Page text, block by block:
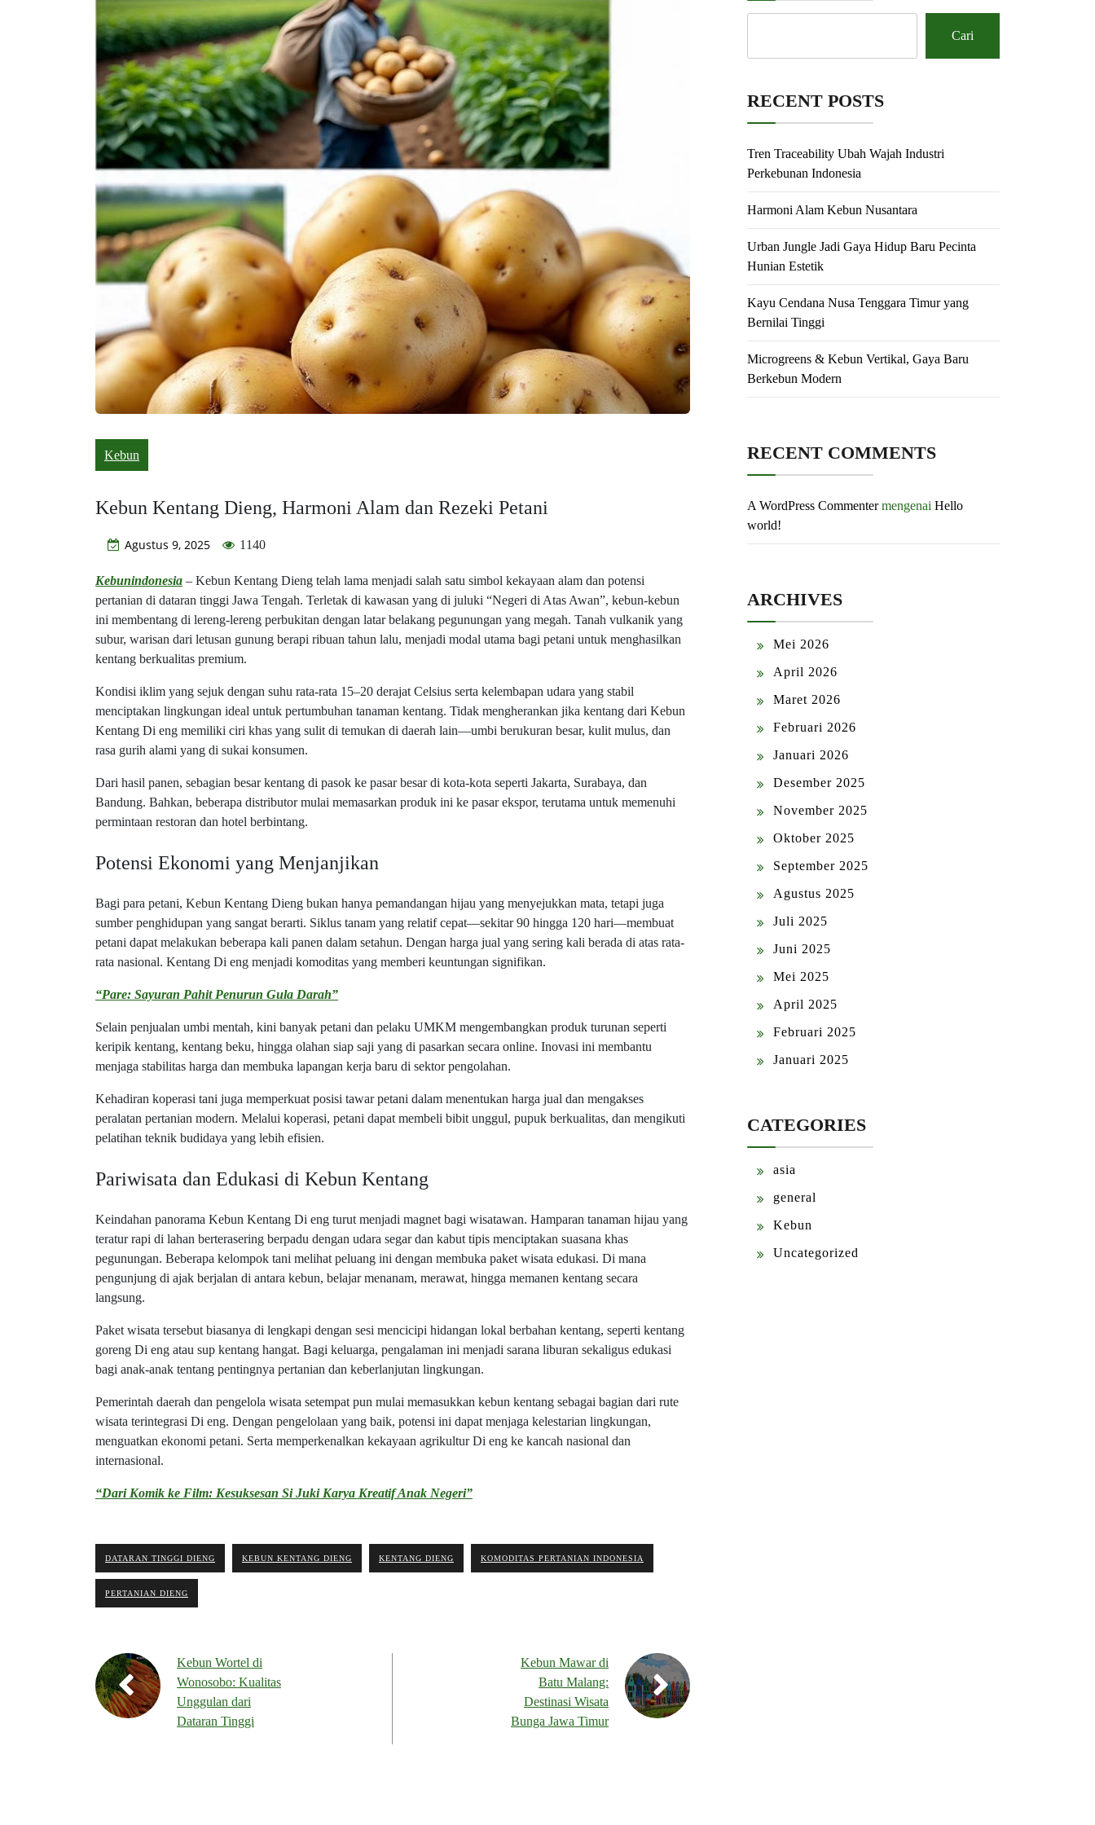
Kebun
Kebun Kentang Dieng, Harmoni Alam dan Rezeki Petani
Agustus 9, 2025 1140
Kebunindonesia – Kebun Kentang Dieng telah lama menjadi salah satu simbol kekayaan alam dan potensi
pertanian di dataran tinggi Jawa Tengah. Terletak di kawasan yang di juluki “Negeri di Atas Awan”, kebun-kebun
ini membentang di lereng-lereng perbukitan dengan latar belakang pegunungan yang megah. Tanah vulkanik yang
subur, warisan dari letusan gunung berapi ribuan tahun lalu, menjadi modal utama bagi petani untuk menghasilkan
kentang berkualitas premium.
Kondisi iklim yang sejuk dengan suhu rata-rata 15–20 derajat Celsius serta kelembapan udara yang stabil
menciptakan lingkungan ideal untuk pertumbuhan tanaman kentang. Tidak mengherankan jika kentang dari Kebun
Kentang Di eng memiliki ciri khas yang sulit di temukan di daerah lain—umbi berukuran besar, kulit mulus, dan
rasa gurih alami yang di sukai konsumen.
Dari hasil panen, sebagian besar kentang di pasok ke pasar besar di kota-kota seperti Jakarta, Surabaya, dan
Bandung. Bahkan, beberapa distributor mulai memasarkan produk ini ke pasar ekspor, terutama untuk memenuhi
permintaan restoran dan hotel berbintang.
Potensi Ekonomi yang Menjanjikan
Bagi para petani, Kebun Kentang Dieng bukan hanya pemandangan hijau yang menyejukkan mata, tetapi juga
sumber penghidupan yang sangat berarti. Siklus tanam yang relatif cepat—sekitar 90 hingga 120 hari—membuat
petani dapat melakukan beberapa kali panen dalam setahun. Dengan harga jual yang sering kali berada di atas rata-
rata nasional. Kentang Di eng menjadi komoditas yang memberi keuntungan signifikan.
“Pare: Sayuran Pahit Penurun Gula Darah”
Selain penjualan umbi mentah, kini banyak petani dan pelaku UMKM mengembangkan produk turunan seperti
keripik kentang, kentang beku, hingga olahan siap saji yang di pasarkan secara online. Inovasi ini membantu
menjaga stabilitas harga dan membuka lapangan kerja baru di sektor pengolahan.
Kehadiran koperasi tani juga memperkuat posisi tawar petani dalam menentukan harga jual dan mengakses
peralatan pertanian modern. Melalui koperasi, petani dapat membeli bibit unggul, pupuk berkualitas, dan mengikuti
pelatihan teknik budidaya yang lebih efisien.
Pariwisata dan Edukasi di Kebun Kentang
Keindahan panorama Kebun Kentang Di eng turut menjadi magnet bagi wisatawan. Hamparan tanaman hijau yang
teratur rapi di lahan berterasering berpadu dengan udara segar dan kabut tipis menciptakan suasana khas
pegunungan. Beberapa kelompok tani melihat peluang ini dengan membuka paket wisata edukasi. Di mana
pengunjung di ajak berjalan di antara kebun, belajar menanam, merawat, hingga memanen kentang secara
langsung.
Paket wisata tersebut biasanya di lengkapi dengan sesi mencicipi hidangan lokal berbahan kentang, seperti kentang
goreng Di eng atau sup kentang hangat. Bagi keluarga, pengalaman ini menjadi sarana liburan sekaligus edukasi
bagi anak-anak tentang pentingnya pertanian dan keberlanjutan lingkungan.
Pemerintah daerah dan pengelola wisata setempat pun mulai memasukkan kebun kentang sebagai bagian dari rute
wisata terintegrasi Di eng. Dengan pengelolaan yang baik, potensi ini dapat menjaga kelestarian lingkungan,
menguatkan ekonomi petani. Serta memperkenalkan kekayaan agrikultur Di eng ke kancah nasional dan
internasional.
“Dari Komik ke Film: Kesuksesan Si Juki Karya Kreatif Anak Negeri”
DATARAN TINGGI DIENG KEBUN KENTANG DIENG KENTANG DIENG KOMODITAS PERTANIAN INDONESIA
PERTANIAN DIENG
Kebun Wortel di
Wonosobo: Kualitas
Unggulan dari
Dataran Tinggi
Kebun Mawar di
Batu Malang:
Destinasi Wisata
Bunga Jawa Timur
Cari
RECENT POSTS
Tren Traceability Ubah Wajah Industri
Perkebunan Indonesia
Harmoni Alam Kebun Nusantara
Urban Jungle Jadi Gaya Hidup Baru Pecinta
Hunian Estetik
Kayu Cendana Nusa Tenggara Timur yang
Bernilai Tinggi
Microgreens & Kebun Vertikal, Gaya Baru
Berkebun Modern
RECENT COMMENTS
A WordPress Commentermengenai Hello
world!
ARCHIVES
Mei 2026
April 2026
Maret 2026
Februari 2026
Januari 2026
Desember 2025
November 2025
Oktober 2025
September 2025
Agustus 2025
Juli 2025
Juni 2025
Mei 2025
April 2025
Februari 2025
Januari 2025
CATEGORIES
asia
general
Kebun
Uncategorized